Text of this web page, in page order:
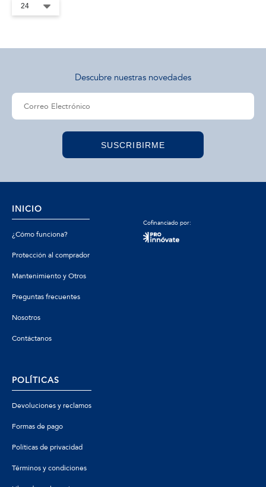
Descubre nuestras novedades
SUSCRIBIRME
INICIO
¿Cómo funciona?
Protección al comprador
Mantenimiento y Otros
Preguntas frecuentes
Nosotros
Contáctanos
Cofinanciado por:
POLÍTICAS
Devoluciones y reclamos
Formas de pago
Políticas de privacidad
Términos y condiciones